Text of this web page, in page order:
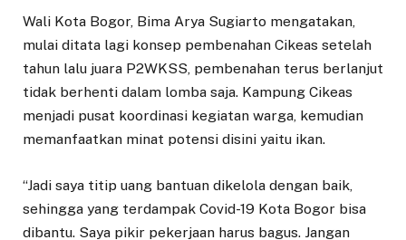
Wali Kota Bogor, Bima Arya Sugiarto mengatakan,
mulai ditata lagi konsep pembenahan Cikeas setelah
tahun lalu juara P2WKSS, pembenahan terus berlanjut
tidak berhenti dalam lomba saja. Kampung Cikeas
menjadi pusat koordinasi kegiatan warga, kemudian
memanfaatkan minat potensi disini yaitu ikan.
“Jadi saya titip uang bantuan dikelola dengan baik,
sehingga yang terdampak Covid-19 Kota Bogor bisa
dibantu. Saya pikir pekerjaan harus bagus. Jangan